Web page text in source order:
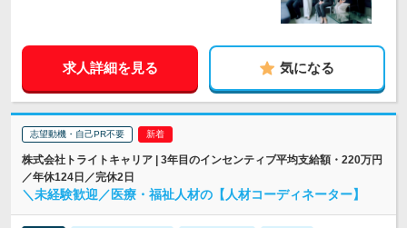
求人詳細を見る 気になる
志望動機・自己PR不要
株式会社トライトキャリア | 3年目のインセンティブ平均支給額・220万円
／年休124日／完休2日
＼未経験歓迎／医療・福祉人材の【人材コーディネーター】